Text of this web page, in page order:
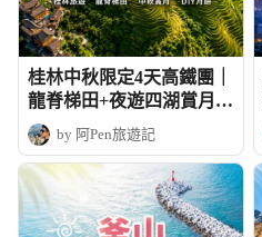
桂林中秋限定4天高鐵團｜
龍脊梯田+夜遊四湖賞月+
DIY月餅
by 阿Pen旅遊記